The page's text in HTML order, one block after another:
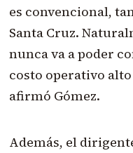
es convencional,
Santa Cruz.
nunca va a poder
costo operativo
afirmó Gómez.
Además, el